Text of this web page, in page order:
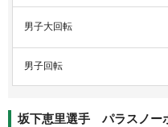
男子大回転
男子回転
坂下恵里選手 パラスノー